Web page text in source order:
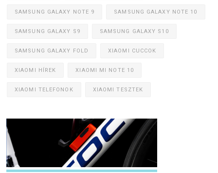
SAMSUNG GALAXY NOTE 9 SAMSUNG GALAXY NOTE 10
SAMSUNG GALAXY S9 SAMSUNG GALAXY S10
SAMSUNG GALAXY FOLD XIAOMI CUCCOK
XIAOMI HÍREK XIAOMI MI NOTE 10
XIAOMI TELEFONOK XIAOMI TESZTEK